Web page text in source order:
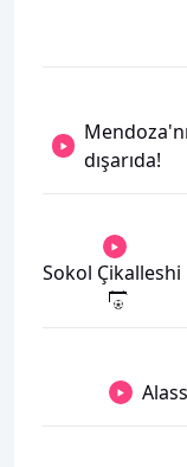
dışarıda!
Sokol Çikalleshi